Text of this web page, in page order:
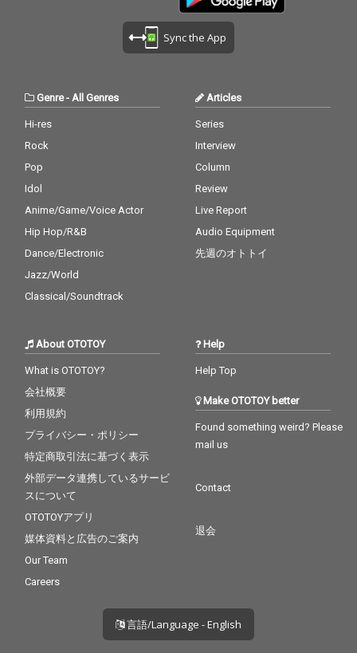
Sync the App
Genre- All Genres
Hi-res
Rock
Pop
Idol
Anime/Game/Voice Actor
Hip Hop/R&B
Dance/Electronic
Jazz/World
Classical/Soundtrack
Articles
Series
Interview
Column
Review
Live Report
Audio Equipment
先週のオトトイ
About OTOTOY
What is OTOTOY?
会社概要
利用規約
プライバシー・ポリシー
特定商取引法に基づく表示
外部データ連携しているサービ
スについて
OTOTOYアプリ
媒体資料と広告のご案内
Our Team
Careers
Help
Help Top
Make OTOTOY better
Found something weird? Please
mail us
Contact
退会
言語/Language - English